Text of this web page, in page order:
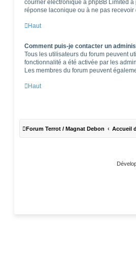
courrier électronique à phpBB Limited
réponse laconique ou à ne pas recevoir
Haut
Comment puis-je contacter un
Tous les utilisateurs du forum peuvent
fonctionnalité a été activée par les
Les membres du forum peuvent
Haut
Forum Terrot / Magnat Debon Accueil